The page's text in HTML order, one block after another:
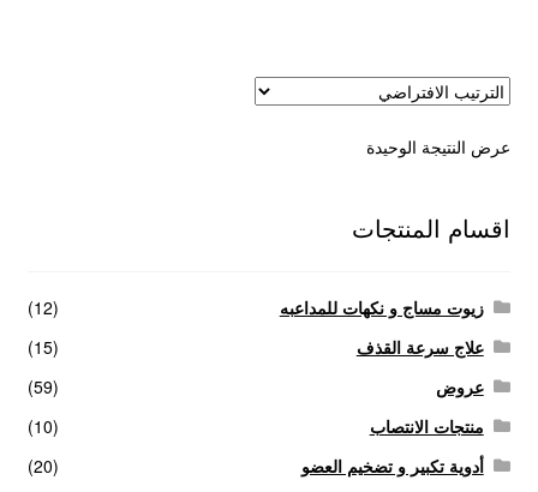
علاج سرعة القذف
كاندم سيليكون
لانجيري مثير
منتجات خاصة بالزوج
منتجات خاصة بالزوجة
منتجات لاثارة الزوجه
عرض النتيجة الوحيدة
اقسام المنتجات
زيوت مساج و نكهات للمداعبه
(12)
علاج سرعة القذف
(15)
عروض
(59)
منتجات الانتصاب
(10)
أدوية تكبير و تضخيم العضو
(20)